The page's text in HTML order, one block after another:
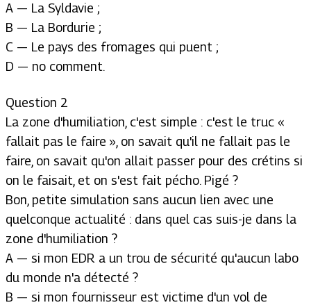
A — La Syldavie ;
B — La Bordurie ;
C — Le pays des fromages qui puent ;
D — no comment.
Question 2
La zone d'humiliation, c'est simple : c'est le truc «
fallait pas le faire », on savait qu'il ne fallait pas le
faire, on savait qu'on allait passer pour des crétins si
on le faisait, et on s'est fait pécho. Pigé ?
Bon, petite simulation sans aucun lien avec une
quelconque actualité : dans quel cas suis-je dans la
zone d'humiliation ?
A — si mon EDR a un trou de sécurité qu'aucun labo
du monde n'a détecté ?
B — si mon fournisseur est victime d'un vol de